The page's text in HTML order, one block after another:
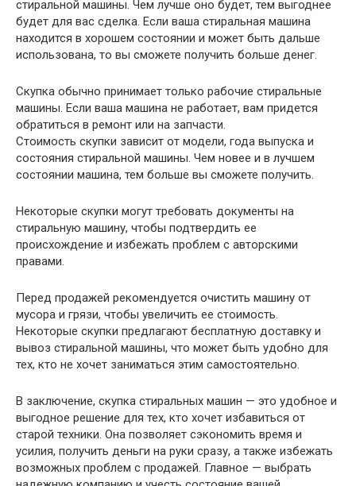
стиральной машины. Чем лучше оно будет, тем выгоднее
будет для вас сделка. Если ваша стиральная машина
находится в хорошем состоянии и может быть дальше
использована, то вы сможете получить больше денег.
Скупка обычно принимает только рабочие стиральные
машины. Если ваша машина не работает, вам придется
обратиться в ремонт или на запчасти.
Стоимость скупки зависит от модели, года выпуска и
состояния стиральной машины. Чем новее и в лучшем
состоянии машина, тем больше вы сможете получить.
Некоторые скупки могут требовать документы на
стиральную машину, чтобы подтвердить ее
происхождение и избежать проблем с авторскими
правами.
Перед продажей рекомендуется очистить машину от
мусора и грязи, чтобы увеличить ее стоимость.
Некоторые скупки предлагают бесплатную доставку и
вывоз стиральной машины, что может быть удобно для
тех, кто не хочет заниматься этим самостоятельно.
В заключение, скупка стиральных машин — это удобное и
выгодное решение для тех, кто хочет избавиться от
старой техники. Она позволяет сэкономить время и
усилия, получить деньги на руки сразу, а также избежать
возможных проблем с продажей. Главное — выбрать